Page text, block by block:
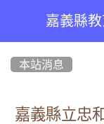
嘉義縣
本站消息
嘉義縣立忠